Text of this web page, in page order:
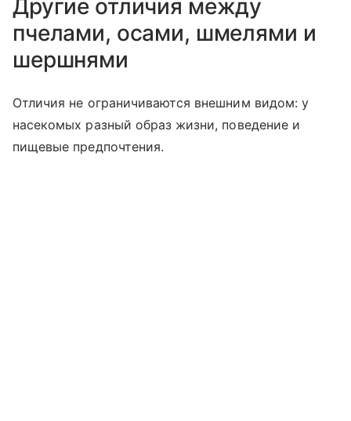
Другие отличия между
пчелами, осами, шмелями и
шершнями
Отличия не ограничиваются внешним видом: у
насекомых разный образ жизни, поведение и
пищевые предпочтения.